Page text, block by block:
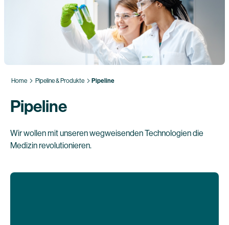
Home Pipeline & Produkte Pipeline
Pipeline
Wir wollen mit unseren wegweisenden Technologien die
Medizin revolutionieren.